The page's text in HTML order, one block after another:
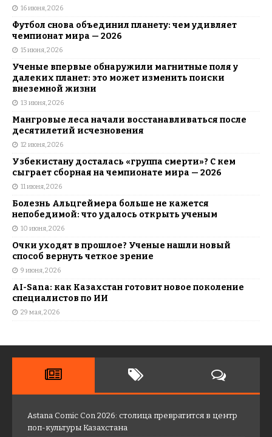
16 июня, 2026
Футбол снова объединил планету: чем удивляет
чемпионат мира — 2026
15 июня, 2026
Ученые впервые обнаружили магнитные поля у
далеких планет: это может изменить поиски
внеземной жизни
13 июня, 2026
Мангровые леса начали восстанавливаться после
десятилетий исчезновения
12 июня, 2026
Узбекистану досталась «группа смерти»? С кем
сыграет сборная на чемпионате мира — 2026
11 июня, 2026
Болезнь Альцгеймера больше не кажется
непобедимой: что удалось открыть ученым
10 июня, 2026
Очки уходят в прошлое? Ученые нашли новый
способ вернуть четкое зрение
9 июня, 2026
AI-Sana: как Казахстан готовит новое поколение
специалистов по ИИ
29 мая, 2026
Astana Comic Con 2026: столица превратится в центр
поп-культуры Казахстана